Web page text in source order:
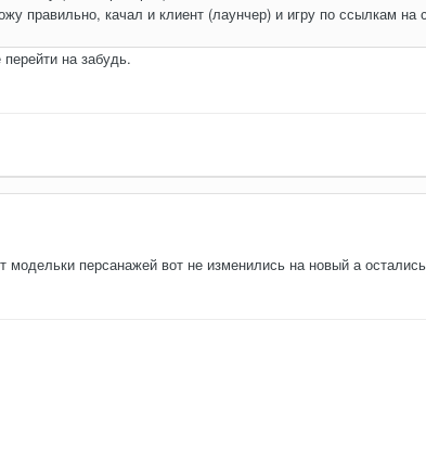
правильно, качал и клиент (лаунчер) и игру по ссылкам на
на забудь.
персанажей вот не изменились на новый а